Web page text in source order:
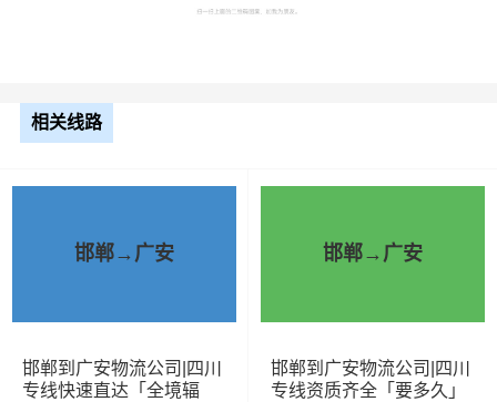
装载重量
小面包
车
相关线路
邯郸→广安
邯郸到广安物流公司|四川
专线快速直达「全境辐
邯郸→广安
邯郸到广安物流公司|四川
专线资质齐全「要多久」